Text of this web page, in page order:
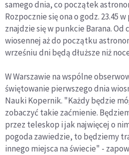
samego dnia, co początek
Rozpocznie się ona o godz. 23.45
znajdzie się w punkcie Barana. Od
wiosennej aż do początku
wrześniu dni będą dłuższe niż
W Warszawie na wspólne
świętowanie pierwszego dnia
Nauki Kopernik. "Każdy będzie
zobaczyć takie zaćmienie.
przez teleskop i jak najwięcej o
pogoda zawiedzie, to będziemy
innego miejsca na świecie" -